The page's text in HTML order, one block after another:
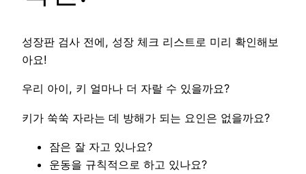
성장판 검사 전에, 성장 체크 리스트로 미리 확인해보
아요!
우리 아이, 키 얼마나 더 자랄 수 있을까요?
키가 쑥쑥 자라는 데 방해가 되는 요인은 없을까요?
잠은 잘 자고 있나요?
운동을 규칙적으로 하고 있나요?